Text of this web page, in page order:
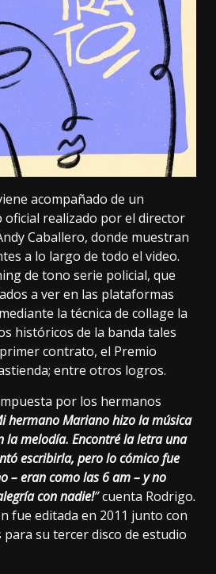
acompañado de un
oficial realizado por el director
Caballero, donde muestran
a lo largo de todo el video.
de tono serie policial, que
a ver en las plataformas
la técnica de collage la
históricos de la banda tales
contrato, el Premio
entre otros logros.
por los hermanos
hermano Mariano hizo la música
la melodía. Encontré la letra una
escribirla, pero lo cómico fue
– eran como las 6 am – y no
con nadie!”cuenta Rodrigo.
fue editada en 2011 junto con
su tercer disco de estudio